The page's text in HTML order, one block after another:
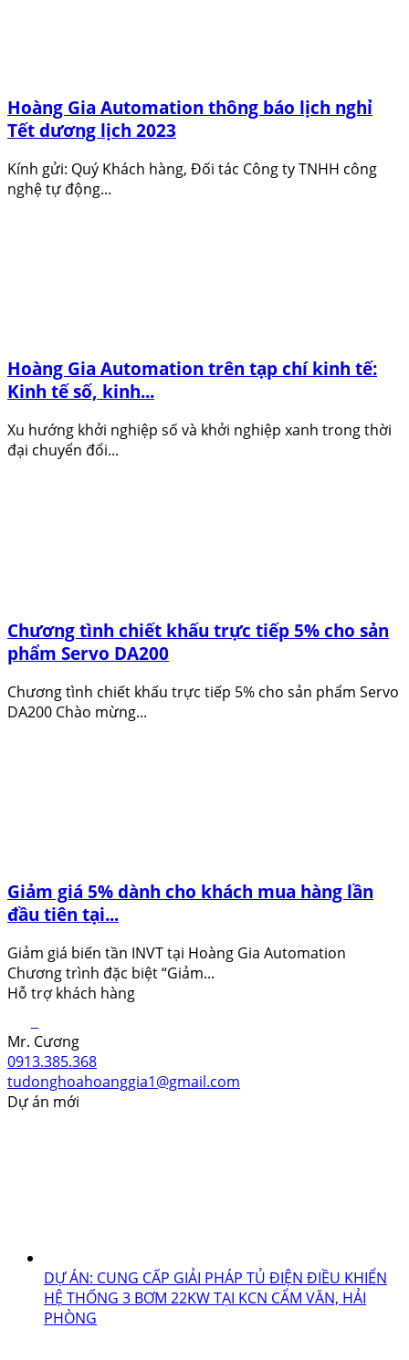
Hoàng Gia Automation thông báo lịch nghỉ
Tết dương lịch 2023
Kính gửi: Quý Khách hàng, Đối tác Công ty TNHH công
nghệ tự động...
Hoàng Gia Automation trên tạp chí kinh tế:
Kinh tế số, kinh...
Xu hướng khởi nghiệp số và khởi nghiệp xanh trong thời
đại chuyển đổi...
Chương tình chiết khấu trực tiếp 5% cho sản
phẩm Servo DA200
Chương tình chiết khấu trực tiếp 5% cho sản phẩm Servo
DA200 Chào mừng...
Giảm giá 5% dành cho khách mua hàng lần
đầu tiên tại...
Giảm giá biến tần INVT tại Hoàng Gia Automation
Chương trình đặc biệt “Giảm...
Hỗ trợ khách hàng
Mr. Cương
0913.385.368
tudonghoahoanggia1@gmail.com
Dự án mới
DỰ ÁN: CUNG CẤP GIẢI PHÁP TỦ ĐIỆN ĐIỀU KHIỂN
HỆ THỐNG 3 BƠM 22KW TẠI KCN CẨM VĂN, HẢI
PHÒNG